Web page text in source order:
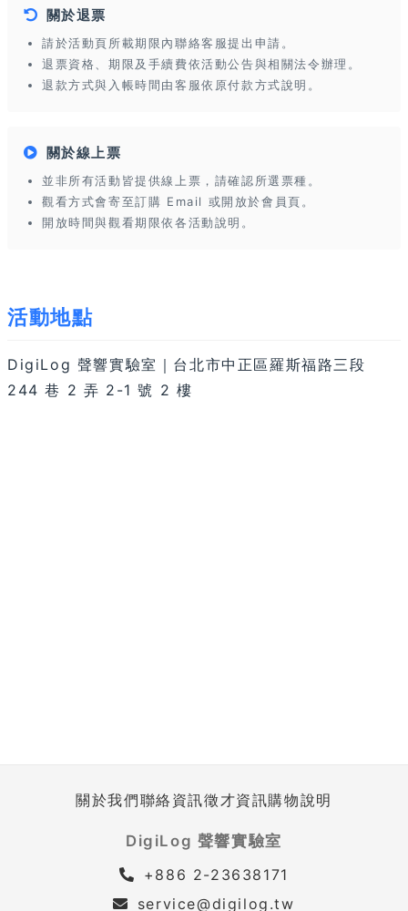
關於退票
請於活動頁所載期限內聯絡客服提出申請。
退票資格、期限及手續費依活動公告與相關法令辦理。
退款方式與入帳時間由客服依原付款方式說明。
關於線上票
並非所有活動皆提供線上票，請確認所選票種。
觀看方式會寄至訂購 Email 或開放於會員頁。
開放時間與觀看期限依各活動說明。
活動地點
DigiLog 聲響實驗室｜台北市中正區羅斯福路三段
244 巷 2 弄 2-1 號 2 樓
關於我們聯絡資訊徵才資訊購物說明
DigiLog 聲響實驗室
+886 2-23638171
service@digilog.tw